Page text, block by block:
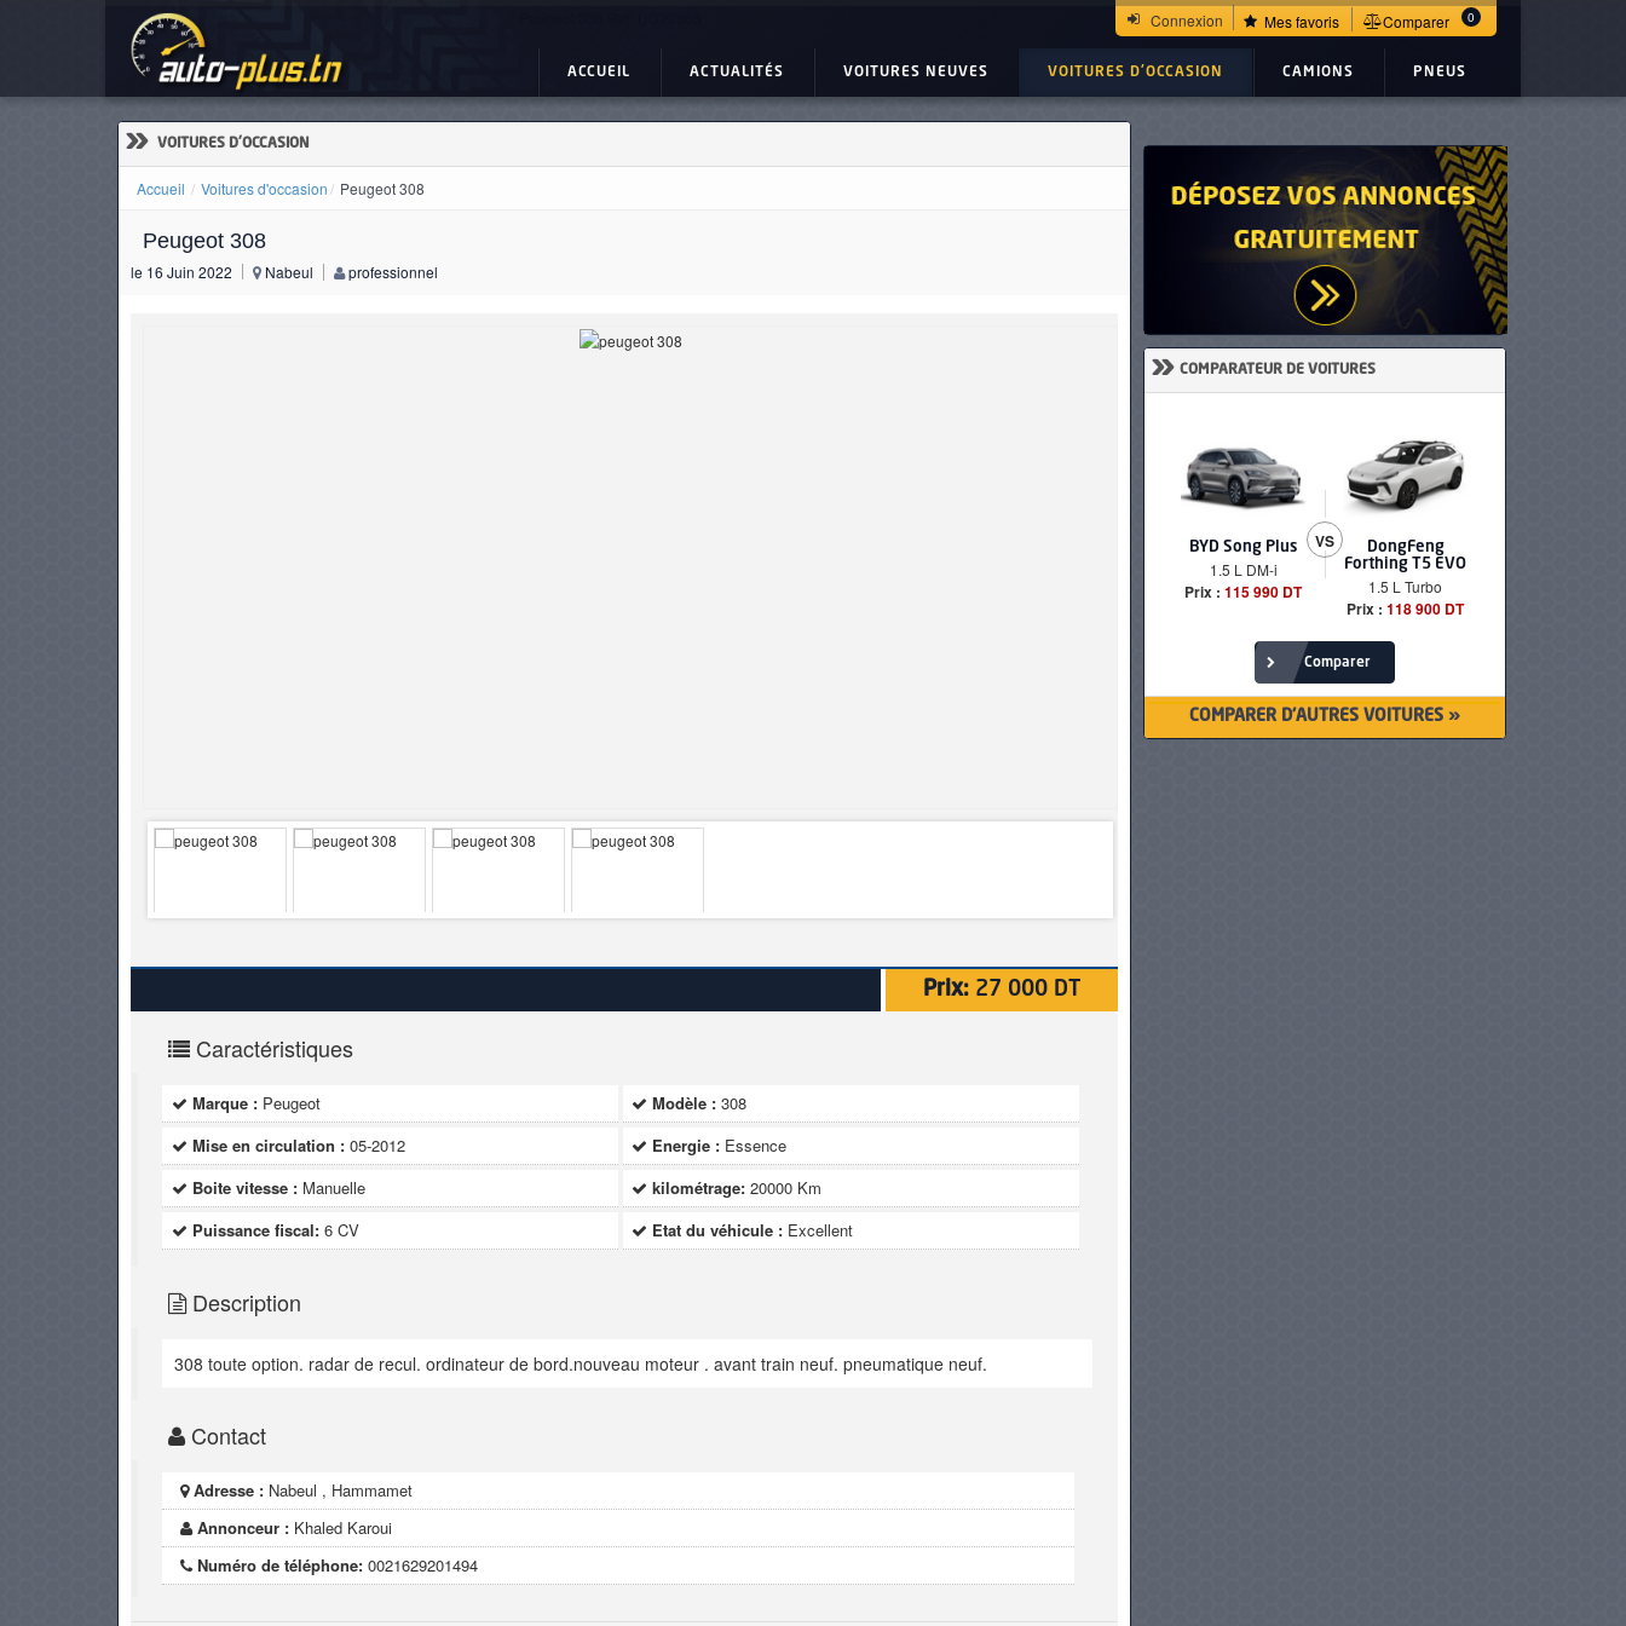
Connexion Mes favoris Comparer 0
ACCUEIL ACTUALITÉS VOITURES NEUVES VOITURES D'OCCASION CAMIONS PNEUS
» VOITURES D'OCCASION
Accueil Voitures d'occasion Peugeot 308
Peugeot 308
le 16 Juin 2022 Nabeul professionnel
Prix: 27 000 DT
Caractéristiques
Marque : Peugeot Modèle : 308
Mise en circulation : 05-2012 Energie : Essence
Boite vitesse : Manuelle kilométrage: 20000 Km
Puissance fiscal: 6 CV Etat du véhicule : Excellent
Description
308 toute option. radar de recul. ordinateur de bord.nouveau moteur . avant train neuf. pneumatique neuf.
Contact
Adresse : Nabeul , Hammamet
Annonceur : Khaled Karoui
Numéro de téléphone: 0021629201494
» COMPARATEUR DE VOITURES
BYD Song Plus
1.5 L DM-i
Prix : 115 990 DT
VS
DongFeng
Forthing T5 EVO
1.5 L Turbo
Prix : 118 900 DT
Comparer
COMPARER D'AUTRES VOITURES »
ACTUALITÉS